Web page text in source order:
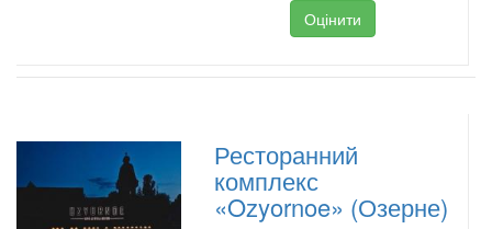
Оцінити
Ресторанний
комплекс
«Ozyornoe» (Озерне)